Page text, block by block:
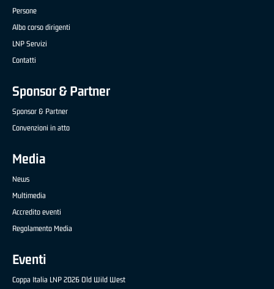
Persone
Albo corso dirigenti
LNP Servizi
Contatti
Sponsor & Partner
Sponsor & Partner
Convenzioni in atto
Media
News
Multimedia
Accredito eventi
Regolamento Media
Eventi
Coppa Italia LNP 2026 Old Wild West